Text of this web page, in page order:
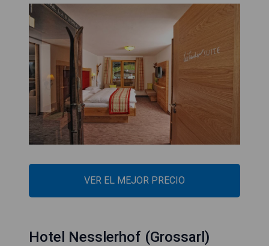
VER EL MEJOR PRECIO
Hotel Nesslerhof (Grossarl)